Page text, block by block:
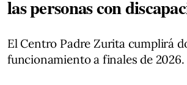
las personas con
El Centro Padre Zurita cumplirá
funcionamiento a finales de 2026.